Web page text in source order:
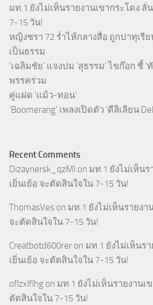
มท.1 ยังไม่เห็นรายงานเขากระโดง ลั่
7-15 วัน!
หญิงชรา 72 ร่ำไห้กลางสื่อ ถูกปาทุเรี
เป็นธรรม
‘เฉลิมชัย’ แจงปม ‘สุธรรม’ ไขก๊อก ชี้
พรรคร่วม
คู่แฝด ‘แม้ว-ทอน’
‘Boomerang’ เพลงเปิดตัว ‘ดีลิเลียน
Recent Comments
Dizaynersk_qzMl on มท.1 ยังไม่เห็นร
เยิ่นเย้อ จะตัดสินใจใน 7-15 วัน!
ThomasVes on มท.1 ยังไม่เห็นรายงา
จะตัดสินใจใน 7-15 วัน!
Creatbotd600rer on มท.1 ยังไม่เห็นร
เยิ่นเย้อ จะตัดสินใจใน 7-15 วัน!
oflzxlflhg on มท.1 ยังไม่เห็นรายงานเ
ตัดสินใจใน 7-15 วัน!